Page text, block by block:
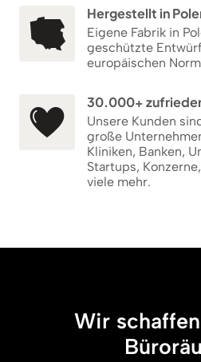
Hergestellt in
Eigene Fabrik in
geschützte
europäischen
30.000+
Unsere Kunden
große
Kliniken, Banken,
Startups,
viele mehr.
Wir